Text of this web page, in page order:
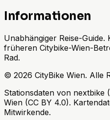
Informationen
Unabhängiger Reise-Guide.
früheren Citybike-Wien-
Rad.
© 2026 CityBike Wien. Alle
Stationsdaten von nextbike
Wien (CC BY 4.0).
Mitwirkende.